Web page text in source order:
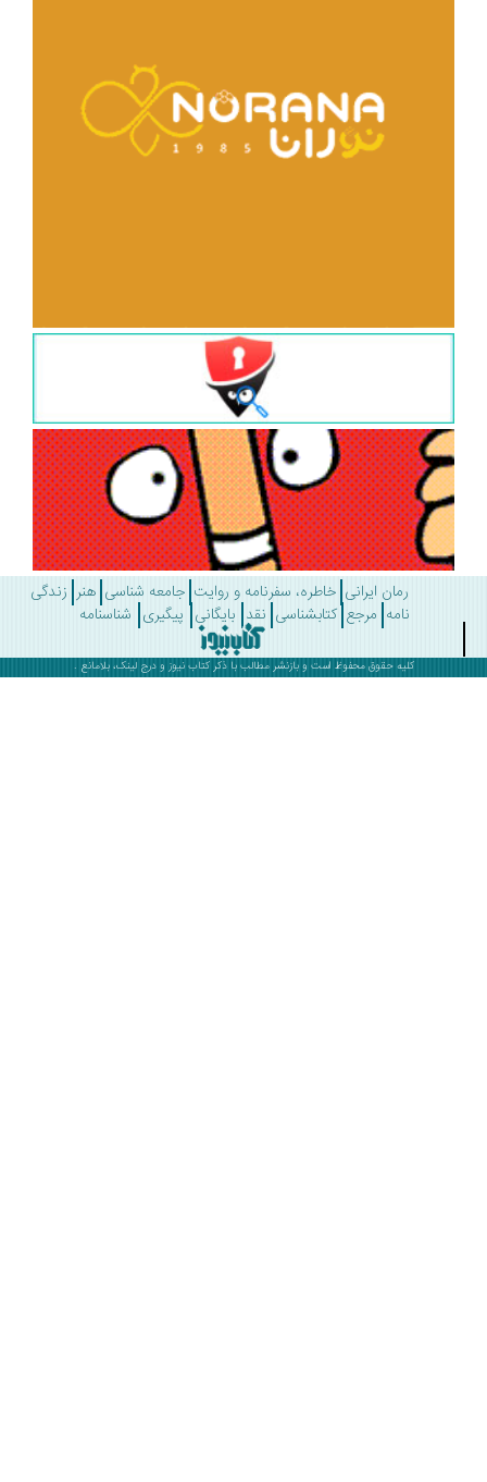
رمان ایرانی خاطره، سفرنامه و روایت جامعه شناسی هنر زندگی
مرجع کتابشناسی نقد بایگانی پیگیری شناسنامه
کلیه حقوق محفوظ است و بازنشر مطالب با ذکرکتاب نیوزو درج لینک، بلامانع .